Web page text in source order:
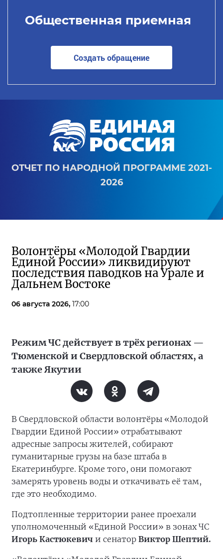
Общественная приемная
Создать обращение
ОТЧЕТ ПО НАРОДНОЙ ПРОГРАММЕ 2021-
2026
Волонтёры «Молодой Гвардии
Единой России» ликвидируют
последствия паводков на Урале и
Дальнем Востоке
06 августа 2026, 17:00
Режим ЧС действует в трёх регионах —
Тюменской и Свердловской областях, а
также Якутии
В Свердловской области волонтёры «Молодой
Гвардии Единой России» отрабатывают
адресные запросы жителей, собирают
гуманитарные грузы на базе штаба в
Екатеринбурге. Кроме того, они помогают
замерять уровень воды и откачивать её там,
где это необходимо.
Подтопленные территории ранее проехали
уполномоченный «Единой России» в зонах ЧС
Игорь Кастюкевич и сенатор Виктор Шептий.